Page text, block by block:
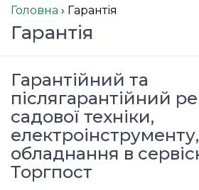
Головна › Гарантія
Гарантія
Гарантійний та
післягарантійний
садової техніки,
обладнання в
Торгпост